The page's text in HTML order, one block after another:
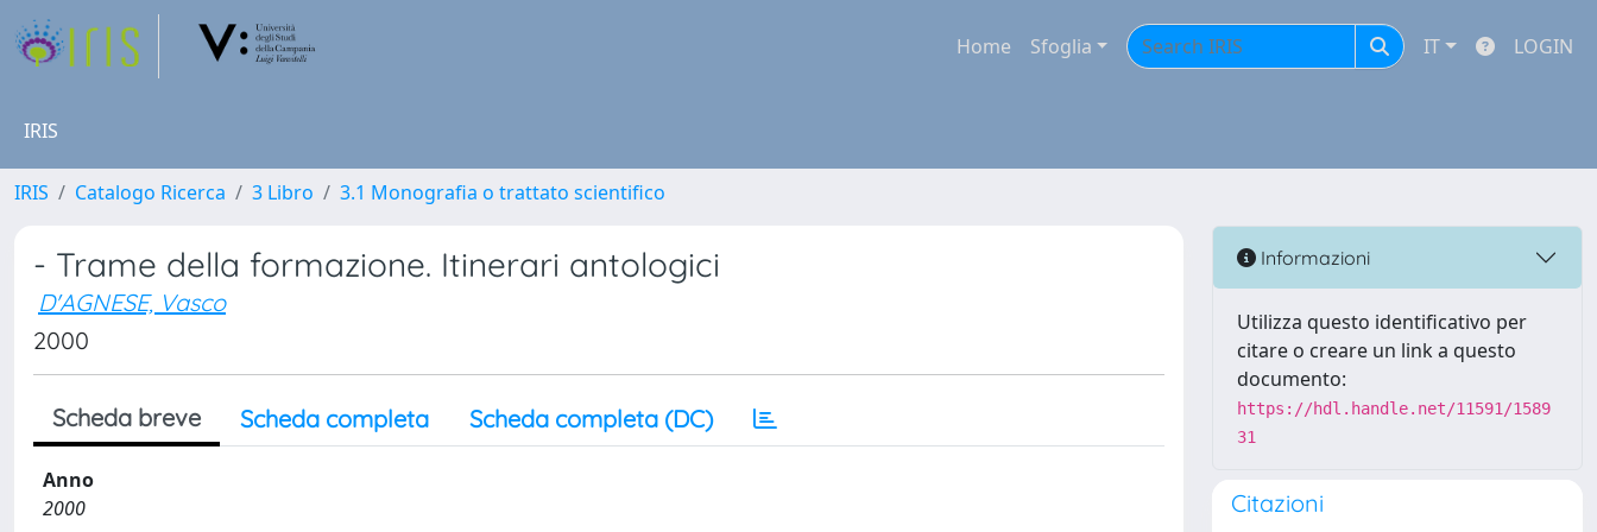
Home Sfoglia IT LOGIN
IRIS
IRIS Catalogo Ricerca 3 Libro 3.1 Monografia o trattato scientifico
- Trame della formazione. Itinerari antologici
D'AGNESE, Vasco
2000
Scheda breve Scheda completa Scheda completa (DC)
Anno
2000
Informazioni
Utilizza questo identificativo per
citare o creare un link a questo
documento:
https://hdl.handle.net/11591/1589
31
Citazioni